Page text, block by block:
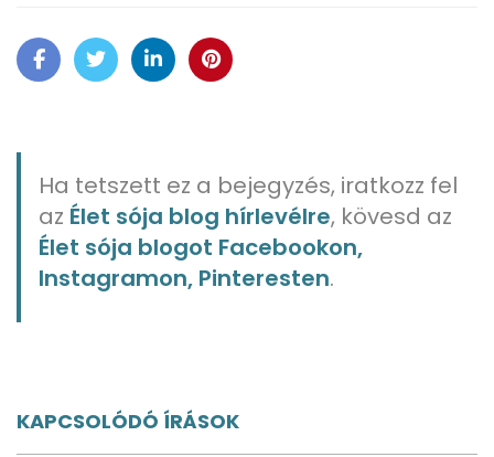
Ha tetszett ez a bejegyzés, iratkozz fel
az Élet sója blog hírlevélre, kövesd az
Élet sója blogot Facebookon,
Instagramon, Pinteresten.
KAPCSOLÓDÓ ÍRÁSOK